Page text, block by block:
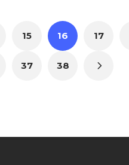
15 16 17
37 38